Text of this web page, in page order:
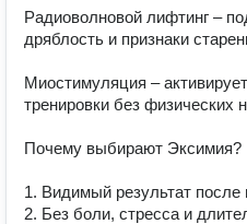
Радиоволновой лифтинг –
дряблость и признаки
Миостимуляция –
тренировки без физических
Почему выбирают Эксимия?
1. Видимый результат
2. Без боли, стресса и